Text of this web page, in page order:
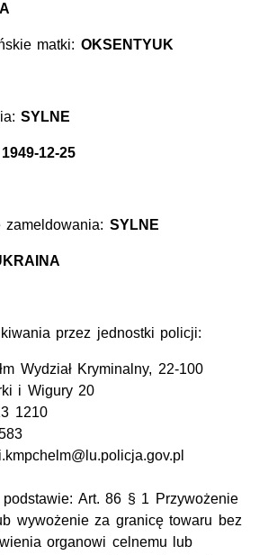
matki: OKSENTYUK
SYLNE
1949-12-25
zameldowania: SYLNE
przez jednostki policji:
Wydział Kryminalny, 22-100
i Wigury 20
1210
Art. 86 § 1 Przywożenie
wywożenie za granicę towaru bez
organowi celnemu lub